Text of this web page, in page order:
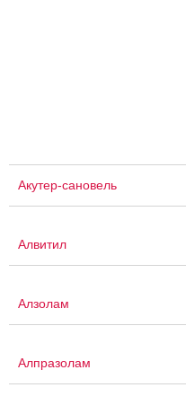
Акутер-сановель
Алвитил
Алзолам
Алпразолам